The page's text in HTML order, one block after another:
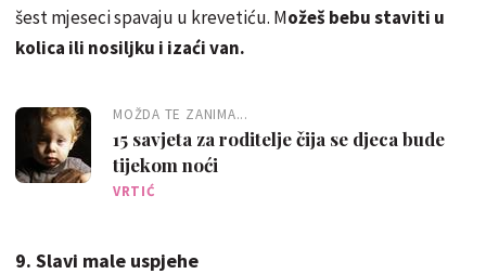
šest mjeseci spavaju u krevetiću. Možeš bebu staviti u
kolica ili nosiljku i izaći van.
MOŽDA TE ZANIMA...
15 savjeta za roditelje čija se djeca bude
tijekom noći
VRTIĆ
9. Slavi male uspjehe